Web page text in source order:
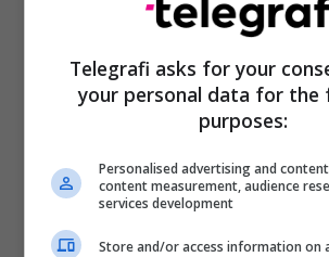
Kampionatet Botërore: Një histori e
lavdisë, legjendave dhe
kampionëve
Telegrafi asks for your
your personal data for the
purposes:
Personalised advertising and
content measurement, audience
services development
Store and/or access information on